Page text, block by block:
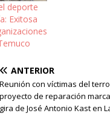
deporte
Exitosa
ANTERIOR
Reunión con víctimas del
proyecto de reparación
gira de José Antonio Kast en